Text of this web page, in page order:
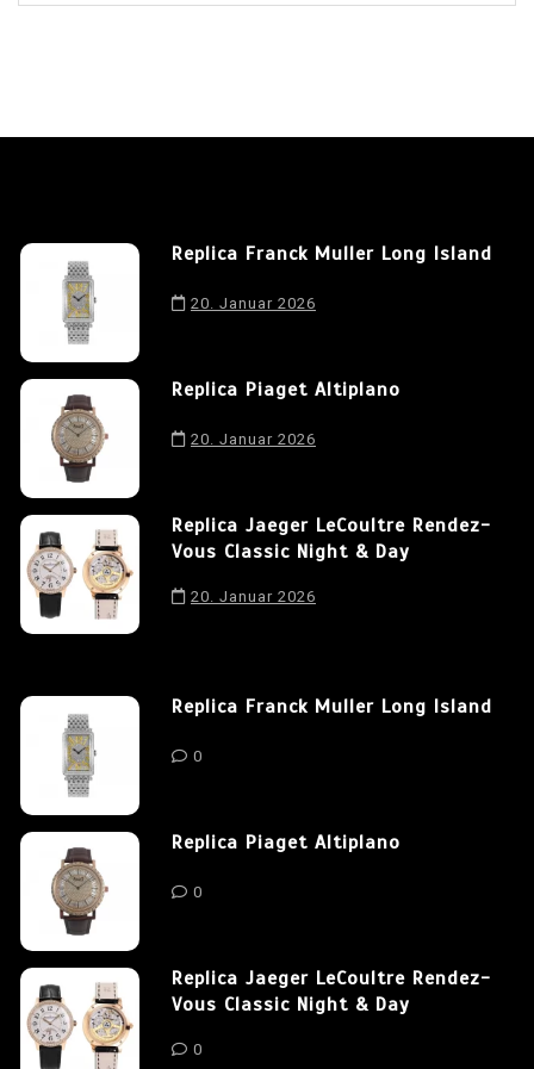
Replica Franck Muller Long Island
20. Januar 2026
Replica Piaget Altiplano
20. Januar 2026
Replica Jaeger LeCoultre Rendez-
Vous Classic Night & Day
20. Januar 2026
Replica Franck Muller Long Island
0
Replica Piaget Altiplano
0
Replica Jaeger LeCoultre Rendez-
Vous Classic Night & Day
0